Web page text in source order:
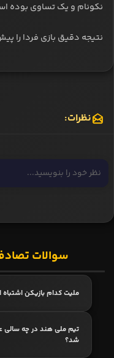
نکونام و یک تساوی بوده
نتیجه دقیق بازی فردا را
نظرات:
سوالات
ملیت کدام بازیکن
تیم ملی هند در چه سالی
شد؟